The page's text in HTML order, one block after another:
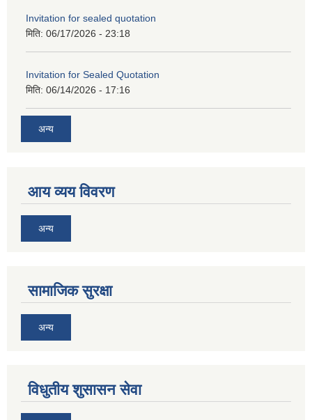
Invitation for sealed quotation
मिति: 06/17/2026 - 23:18
Invitation for Sealed Quotation
मिति: 06/14/2026 - 17:16
अन्य
आय व्यय विवरण
अन्य
सामाजिक सुरक्षा
अन्य
विधुतीय शुसासन सेवा